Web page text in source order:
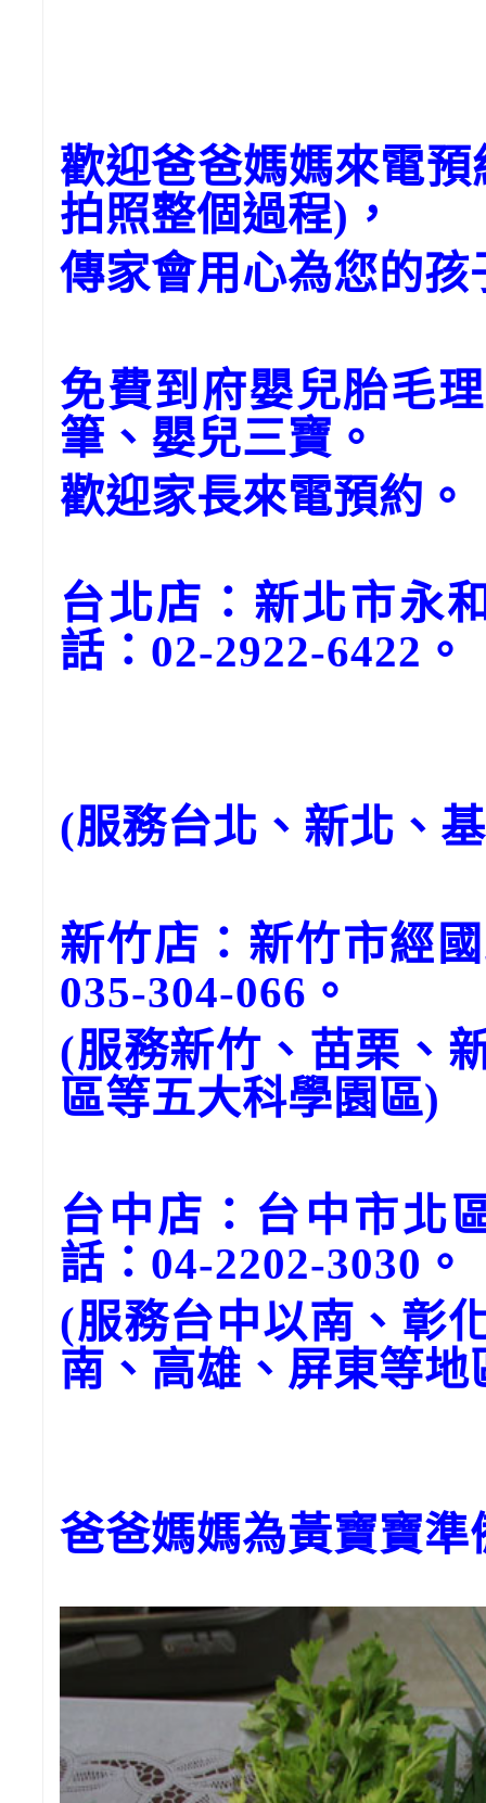
歡迎爸爸媽媽來電
拍照整個過程)，
傳家會用心為您的
免費到府嬰兒胎毛
筆、嬰兒三寶。
歡迎家長來電預約。
台北店：新北市永
話：02-2922-6422。
(服務台北、新北、
新竹店：新竹市經
035-304-066。
(服務新竹、苗栗、
區等五大科學園區)
台中店：台中市北
話：04-2202-3030。
(服務台中以南、彰
南、高雄、屏東等地
爸爸媽媽為黃寶寶